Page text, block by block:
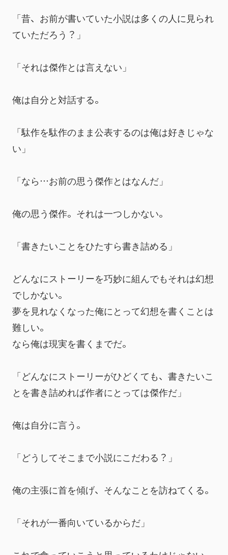
「昔、お前が書いていた小説は多くの人に見られ
ていただろう？」
「それは傑作とは言えない」
俺は自分と対話する。
「駄作を駄作のまま公表するのは俺は好きじゃな
い」
「なら…お前の思う傑作とはなんだ」
俺の思う傑作。それは一つしかない。
「書きたいことをひたすら書き詰める」
どんなにストーリーを巧妙に組んでもそれは幻想
でしかない。
夢を見れなくなった俺にとって幻想を書くことは
難しい。
なら俺は現実を書くまでだ。
「どんなにストーリーがひどくても、書きたいこ
とを書き詰めれば作者にとっては傑作だ」
俺は自分に言う。
「どうしてそこまで小説にこだわる？」
俺の主張に首を傾げ、そんなことを訪ねてくる。
「それが一番向いているからだ」